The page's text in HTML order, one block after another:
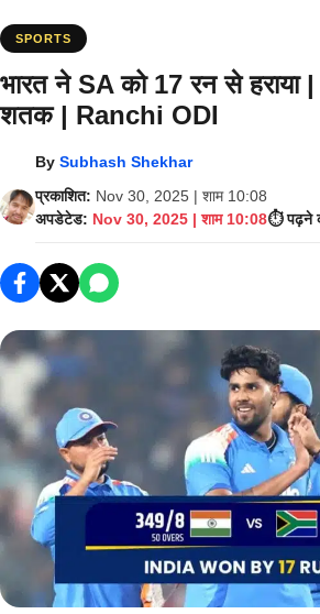
SPORTS
भारत ने SA को 17 रन से हराया |
शतक | Ranchi ODI
By Subhash Shekhar
प्रकाशित: Nov 30, 2025 | शाम 10:08
अपडेटेड: Nov 30, 2025 | शाम 10:08⏱️ पढ़ने